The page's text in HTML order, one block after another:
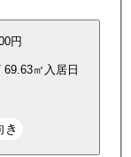
円
69.63㎡ 入居日
き